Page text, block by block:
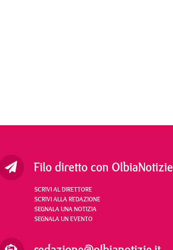
Filo diretto con OlbiaNotizie
SCRIVI AL DIRETTORE
SCRIVI ALLA REDAZIONE
SEGNALA UNA NOTIZIA
SEGNALA UN EVENTO